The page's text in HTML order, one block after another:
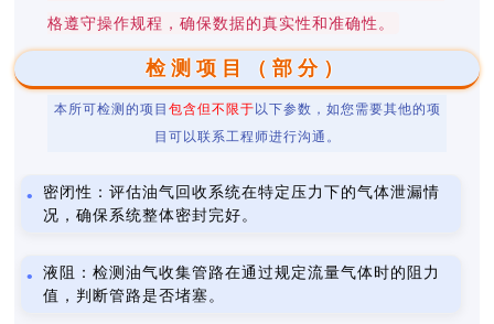
格遵守操作规程，确保数据的真实性和准确性。
检测项目（部分）
本所可检测的项目 包含但不限于 以下参数，如您需要其他的项
目可以联系工程师进行沟通。
密闭性：评估油气回收系统在特定压力下的气体泄漏情
况，确保系统整体密封完好。
液阻：检测油气收集管路在通过规定流量气体时的阻力
值，判断管路是否堵塞。